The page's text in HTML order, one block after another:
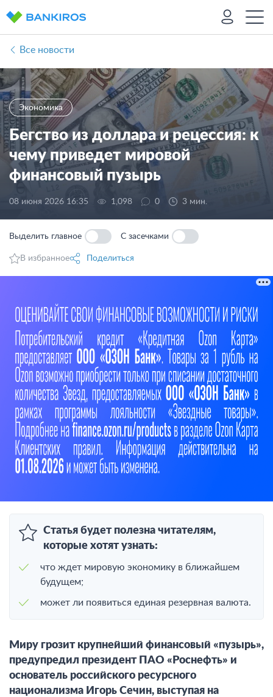
Все новости
Экономика
Бегство из доллара и рецессия: к
чему приведет мировой
финансовый пузырь
08 июня 2026 16:35 1,098 0 3 мин.
Выделить главное С засечками
В избранное Поделиться
Статья будет полезна читателям,
которые хотят узнать:
что ждет мировую экономику в ближайшем
будущем;
может ли появиться единая резервная валюта.
Миру грозит крупнейший финансовый «пузырь»,
предупредил президент ПАО «Роснефть» и
основатель российского ресурсного
национализма Игорь Сечин, выступая на